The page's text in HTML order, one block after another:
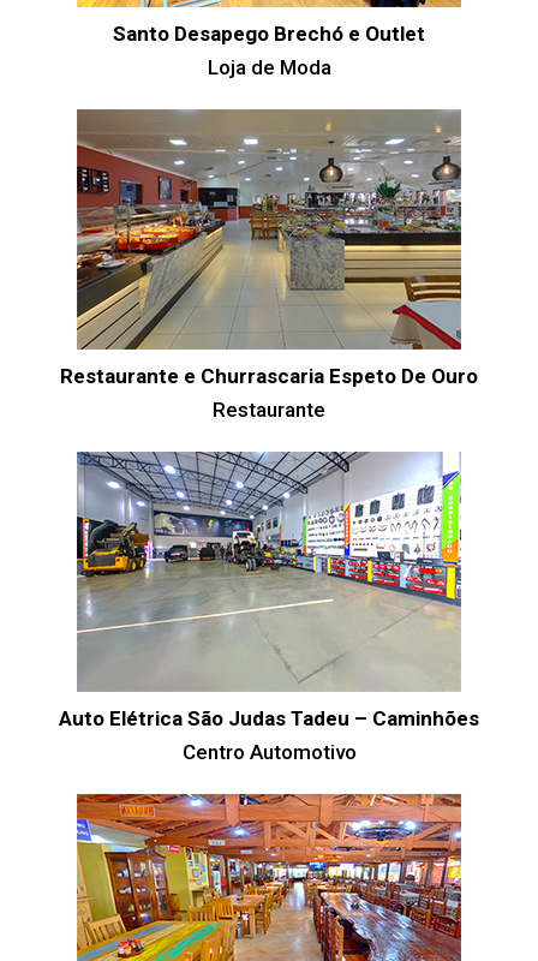
Santo Desapego Brechó e Outlet
Loja de Moda
Restaurante e Churrascaria Espeto De Ouro
Restaurante
Auto Elétrica São Judas Tadeu – Caminhões
Centro Automotivo